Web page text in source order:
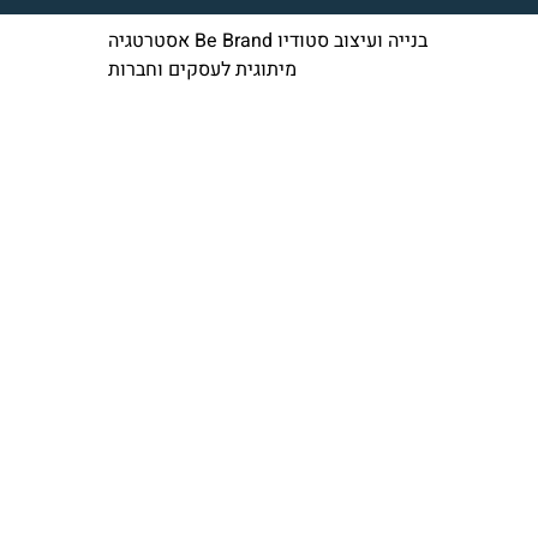
בנייה ועיצוב סטודיו Be Brand אסטרטגיה
מיתוגית לעסקים וחברות